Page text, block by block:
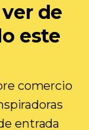
de
este
comercio
entrada